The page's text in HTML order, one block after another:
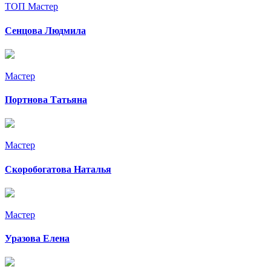
ТОП Мастер
Сенцова Людмила
Мастер
Портнова Татьяна
Мастер
Скоробогатова Наталья
Мастер
Уразова Елена